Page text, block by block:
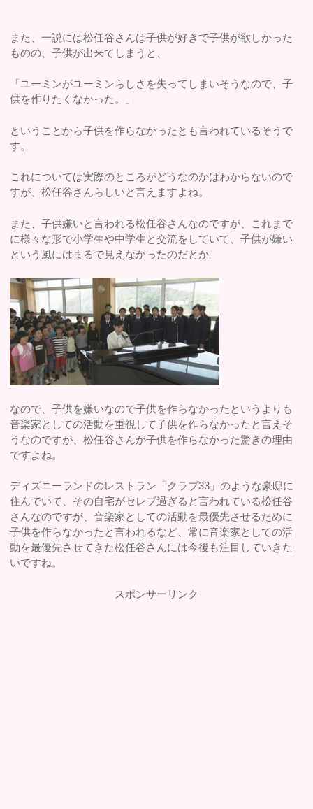
また、一説には松任谷さんは子供が好きで子供が欲しかった
ものの、子供が出来てしまうと、
「ユーミンがユーミンらしさを失ってしまいそうなので、子
供を作りたくなかった。」
ということから子供を作らなかったとも言われているそうで
す。
これについては実際のところがどうなのかはわからないので
すが、松任谷さんらしいと言えますよね。
また、子供嫌いと言われる松任谷さんなのですが、これまで
に様々な形で小学生や中学生と交流をしていて、子供が嫌い
という風にはまるで見えなかったのだとか。
なので、子供を嫌いなので子供を作らなかったというよりも
音楽家としての活動を重視して子供を作らなかったと言えそ
うなのですが、松任谷さんが子供を作らなかった驚きの理由
ですよね。
ディズニーランドのレストラン「クラブ33」のような豪邸に
住んでいて、その自宅がセレブ過ぎると言われている松任谷
さんなのですが、音楽家としての活動を最優先させるために
子供を作らなかったと言われるなど、常に音楽家としての活
動を最優先させてきた松任谷さんには今後も注目していきた
いですね。
スポンサーリンク